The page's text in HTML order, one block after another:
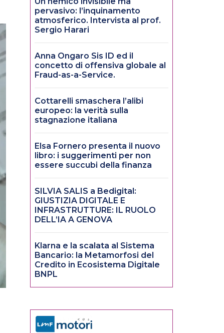
pervasivo: l’inquinamento
atmosferico. Intervista al prof.
Sergio Harari
Anna Ongaro Sis ID ed il
concetto di offensiva globale al
Fraud-as-a-Service.
Cottarelli smaschera l’alibi
europeo: la verità sulla
stagnazione italiana
Elsa Fornero presenta il nuovo
libro: i suggerimenti per non
essere succubi della finanza
SILVIA SALIS a Bedigital:
GIUSTIZIA DIGITALE E
INFRASTRUTTURE: IL RUOLO
DELL’IA A GENOVA
Klarna e la scalata al Sistema
Bancario: la Metamorfosi del
Credito in Ecosistema Digitale
BNPL